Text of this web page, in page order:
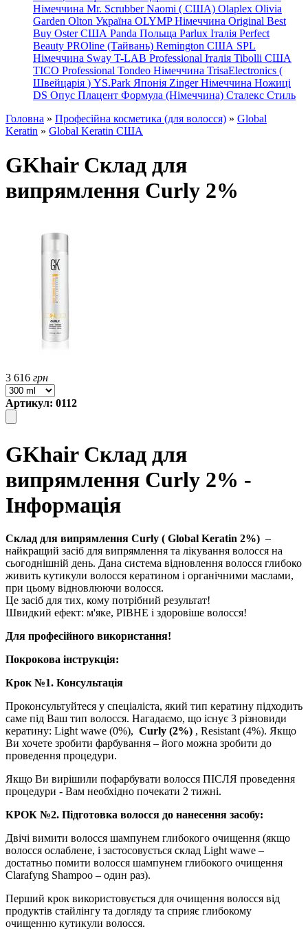
Німеччина Mr. Scrubber Naomi ( США) Olaplex Olivia
Garden Olton Україна OLYMP Німеччина Original Best
Buy Oster США Panda Польща Parlux Італія Perfect
Beauty PROline (Тайвань) Remington США SPL
Німеччина Sway T-LAB Professional Італія Tibolli США
TICO Professional Tondeo Німеччина TrisaElectronics (
Швейцарія ) YS.Park Японія Zinger Німеччина Ножиці
DS Опус Плацент Формула (Німеччина) Сталекс Стиль
Головна » Професійна косметика (для волосся) » Global
Keratin » Global Keratin США
GKhair Склад для
випрямлення Curly 2%
3 616 грн
Артикул: 0112
GKhair Склад для
випрямлення Curly 2% -
Інформація
Склад для випрямлення Curly ( Global Keratin 2%) –
найкращий засіб для випрямлення та лікування волосся на
сьогоднішній день. Дана система відновлення волосся глибоко
живить кутикули волосся кератином і органічними маслами,
при цьому відновлюючи волосся.
Це засіб для тих, кому потрібний результат!
Швидкий ефект: м'яке, РІВНЕ і здоровіше волосся!
Для професійного використання!
Покрокова інструкція:
Крок №1. Консультація
Проконсультуйтеся у спеціаліста, який тип кератину підходить
саме під Ваш тип волосся. Нагадаємо, що існує 3 різновиди
кератину: Light wawe (0%), Curly (2%) , Resistant (4%). Якщо
Ви хочете зробити фарбування – його можна зробити до
проведення процедури.
Якщо Ви вирішили пофарбувати волосся ПІСЛЯ проведення
процедури - Вам необхідно почекати 2 тижні.
КРОК №2. Підготовка волосся до нанесення засобу:
Двічі вимити волосся шампунем глибокого очищення (якщо
волосся ослаблене, і застосовується склад Light wawe –
достатньо помити волосся шампунем глибокого очищення
Clarafyng Shampoo – один раз).
Перший крок використовується для очищення волосся від
продуктів стайлінгу та догляду та сприяє глибокому
очищенню кутикули волосся.